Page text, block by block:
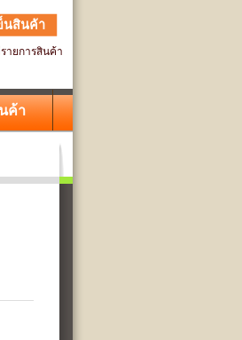
นสินค้า
ายการสินค้า
ค้า